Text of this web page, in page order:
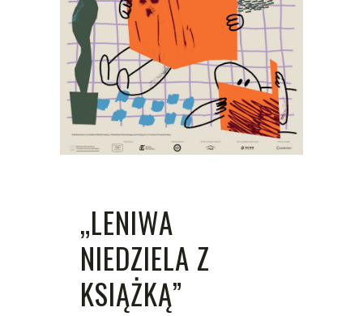
„LENIWA
NIEDZIELA Z
KSIĄŻKĄ”